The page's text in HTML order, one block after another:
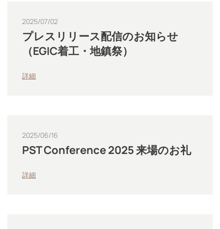
2025/07/02
プレスリリース配信のお知らせ
（EGIC着工・地鎮祭）
詳細
2025/06/16
PST Conference 2025 来場のお礼
詳細